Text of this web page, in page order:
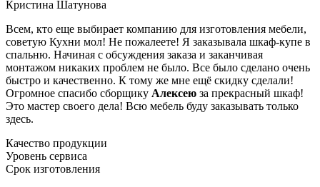
Кристина Шатунова
Всем, кто еще выбирает компанию для изготовления мебели,
советую Кухни мол! Не пожалеете! Я заказывала шкаф-купе в
спальню. Начиная с обсуждения заказа и заканчивая
монтажом никаких проблем не было. Все было сделано очень
быстро и качественно. К тому же мне ещё скидку сделали!
Огромное спасибо сборщику Алексею за прекрасный шкаф!
Это мастер своего дела! Всю мебель буду заказывать только
здесь.
Качество продукции
Уровень сервиса
Срок изготовления